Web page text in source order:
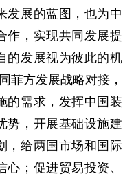
发展的蓝图，也为中
作，实现共同发展提
的发展视为彼此的机
菲方发展战略对接，
的需求，发挥中国装
势，开展基础设施建
，给两国市场和国际
；促进贸易投资、